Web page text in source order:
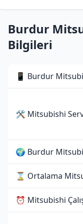
Burdur
Bilgileri
📱 Burdur
🛠 Mitsubishi
🌍 Burdur
⌛ Ortalama
⏰ Mitsubishi